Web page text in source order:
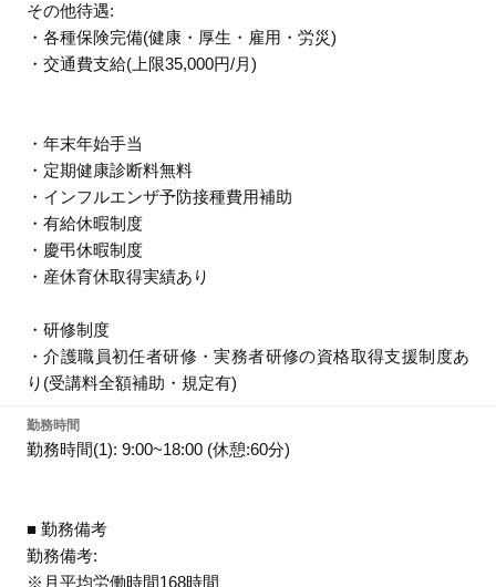
その他待遇:
・各種保険完備(健康・厚生・雇用・労災)
・交通費支給(上限35,000円/月)
・年末年始手当
・定期健康診断料無料
・インフルエンザ予防接種費用補助
・有給休暇制度
・慶弔休暇制度
・産休育休取得実績あり
・研修制度
・介護職員初任者研修・実務者研修の資格取得支援制度あ
り(受講料全額補助・規定有)
勤務時間
勤務時間(1): 9:00~18:00 (休憩:60分)
■ 勤務備考
勤務備考:
※月平均労働時間168時間